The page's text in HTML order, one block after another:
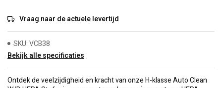
Vraag naar de actuele levertijd
SKU: VCB38
Bekijk alle specificaties
Ontdek de veelzijdigheid en kracht van onze H-klasse Auto Clean